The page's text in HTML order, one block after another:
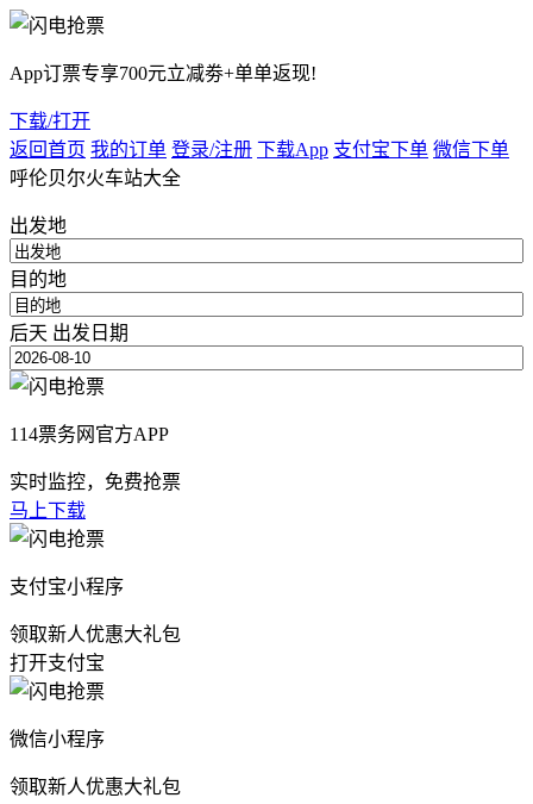
App订票专享700元立减劵+单单返现!
下载/打开
返回首页 我的订单 登录/注册 下载App 支付宝下单 微信下单
呼伦贝尔火车站大全
出发地
目的地
后天 出发日期
114票务网官方APP
实时监控，免费抢票
马上下载
支付宝小程序
领取新人优惠大礼包
打开支付宝
微信小程序
领取新人优惠大礼包